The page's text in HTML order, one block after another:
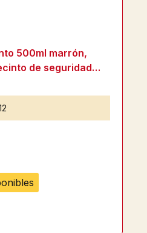
500ml marrón,
de seguridad